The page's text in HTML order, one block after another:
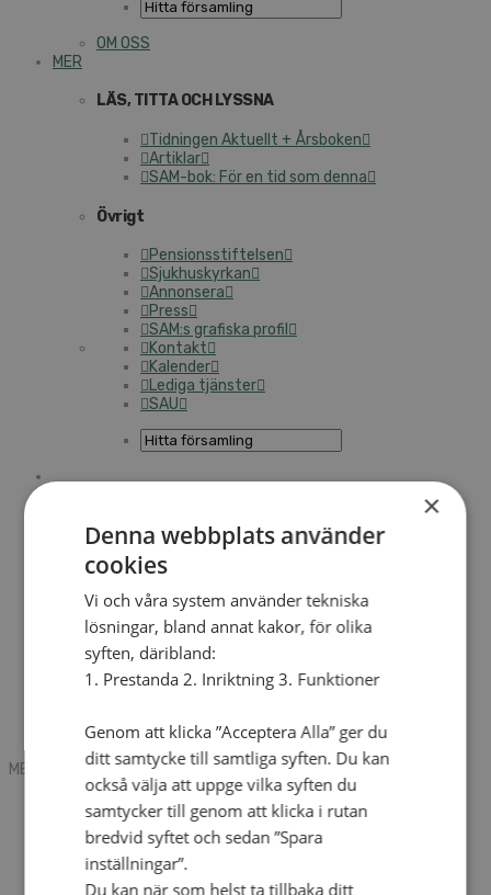
OM OSS
MER
LÄS, TITTA OCH LYSSNA
Tidningen Aktuellt + Årsboken
Artiklar
SAM-bok: För en tid som denna
Övrigt
Pensionsstiftelsen
Sjukhuskyrkan
Annonsera
Press
SAM:s grafiska profil
Kontakt
Kalender
Lediga tjänster
SAU
Mobile box
Tidning
Annonsera
Hitta församling
Press
SAU
Sommargårdar
MENU
MENU
Search mobile
English
Hej! Vad söker du?
Kontakt
Kalender
×
Denna webbplats använder
cookies
Vi och våra system använder tekniska
lösningar, bland annat kakor, för olika
syften, däribland:
1. Prestanda 2. Inriktning 3. Funktioner
Genom att klicka ”Acceptera Alla” ger du
ditt samtycke till samtliga syften. Du kan
också välja att uppge vilka syften du
samtycker till genom att klicka i rutan
bredvid syftet och sedan ”Spara
inställningar”.
Du kan när som helst ta tillbaka ditt